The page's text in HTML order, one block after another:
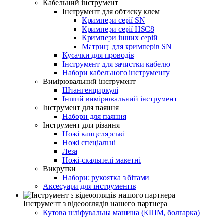
Кабельний інструмент
Інструмент для обтиску клем
Кримпери серії SN
Кримпери серії HSC8
Кримпери інших серій
Матриці для кримперів SN
Кусачки для проводів
Інструмент для зачистки кабелю
Набори кабельного інструменту
Вимірювальний інструмент
Штангенциркулі
Інший вимірювальний інструмент
Інструмент для паяння
Набори для паяння
Інструмент для різання
Ножі канцелярські
Ножі спеціальні
Леза
Ножі-скальпелі макетні
Викрутки
Набори: рукоятка з бітами
Аксесуари для інструментів
Інструмент з відеооглядів нашого партнера
Кутова шліфувальна машина (КШМ, болгарка)